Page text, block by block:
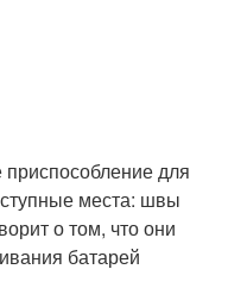
для
места: швы
о том, что они
батарей